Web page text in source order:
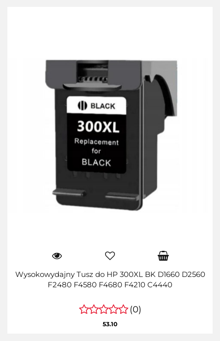
Wysokowydajny Tusz do HP 300XL BK D1660 D2560
F2480 F4580 F4680 F4210 C4440
(0)
53.10